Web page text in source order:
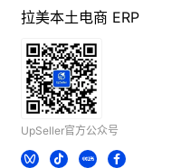
拉美本土电商 ERP
UpSeller官方公众号